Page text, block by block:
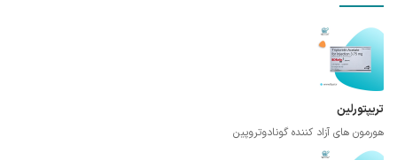
تریپتورلین
هورمون های آزاد کننده گونادوتروپین